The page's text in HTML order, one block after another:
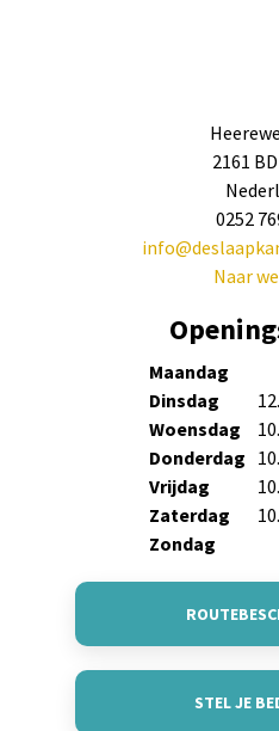
2161
0252
Naar
Maandag
Dinsdag
Woensdag
Donderdag
Vrijdag
Zaterdag
Zondag
STEL JE